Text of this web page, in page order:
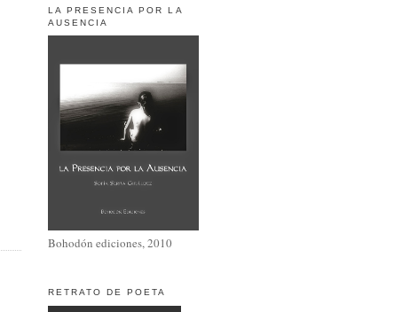
LA PRESENCIA POR LA
AUSENCIA
Bohodón ediciones, 2010
RETRATO DE POETA